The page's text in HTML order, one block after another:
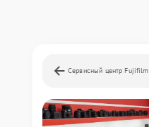
Сервисный центр Fujifilm